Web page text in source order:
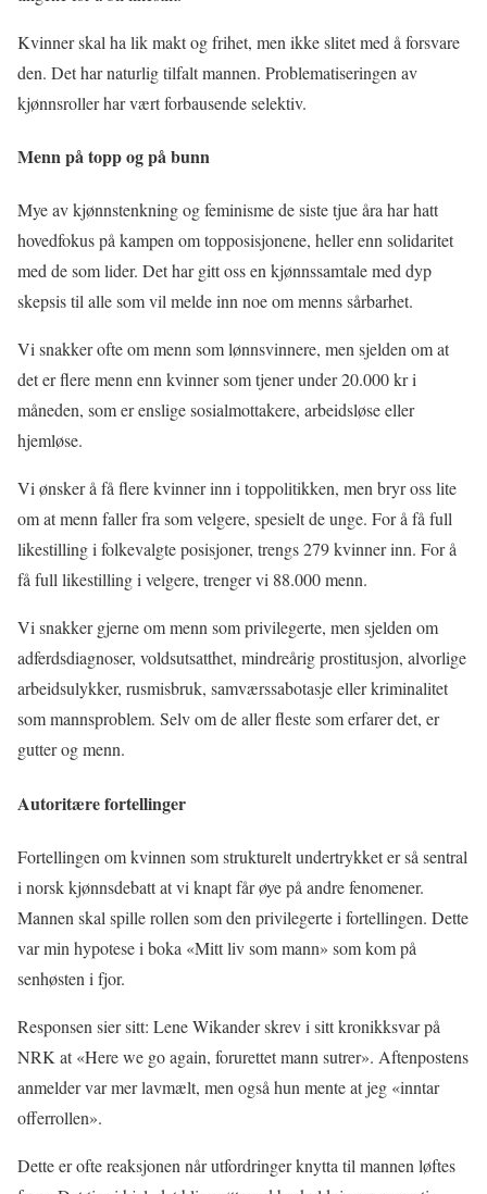
Kvinner skal ha lik makt og frihet, men ikke slitet med å forsvare
den. Det har naturlig tilfalt mannen. Problematiseringen av
kjønnsroller har vært forbausende selektiv.
Menn på topp og på bunn
Mye av kjønnstenkning og feminisme de siste tjue åra har hatt
hovedfokus på kampen om topposisjonene, heller enn solidaritet
med de som lider. Det har gitt oss en kjønnssamtale med dyp
skepsis til alle som vil melde inn noe om menns sårbarhet.
Vi snakker ofte om menn som lønnsvinnere, men sjelden om at
det er flere menn enn kvinner som tjener under 20.000 kr i
måneden, som er enslige sosialmottakere, arbeidsløse eller
hjemløse.
Vi ønsker å få flere kvinner inn i toppolitikken, men bryr oss lite
om at menn faller fra som velgere, spesielt de unge. For å få full
likestilling i folkevalgte posisjoner, trengs 279 kvinner inn. For å
få full likestilling i velgere, trenger vi 88.000 menn.
Vi snakker gjerne om menn som privilegerte, men sjelden om
adferdsdiagnoser, voldsutsatthet, mindreårig prostitusjon, alvorlige
arbeidsulykker, rusmisbruk, samværssabotasje eller kriminalitet
som mannsproblem. Selv om de aller fleste som erfarer det, er
gutter og menn.
Autoritære fortellinger
Fortellingen om kvinnen som strukturelt undertrykket er så sentral
i norsk kjønnsdebatt at vi knapt får øye på andre fenomener.
Mannen skal spille rollen som den privilegerte i fortellingen. Dette
var min hypotese i boka «Mitt liv som mann» som kom på
senhøsten i fjor.
Responsen sier sitt: Lene Wikander skrev i sitt kronikksvar på
NRK at «Here we go again, forurettet mann sutrer». Aftenpostens
anmelder var mer lavmælt, men også hun mente at jeg «inntar
offerrollen».
Dette er ofte reaksjonen når utfordringer knytta til mannen løftes